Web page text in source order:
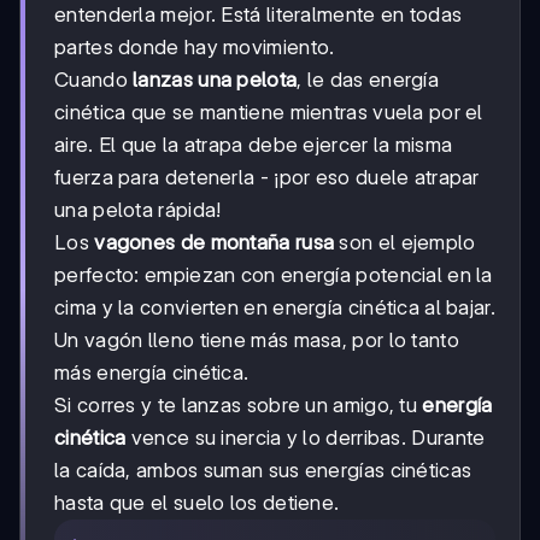
entenderla mejor. Está literalmente en todas
partes donde hay movimiento.
Cuandolanzas una pelota, le das energía
cinética que se mantiene mientras vuela por el
aire. El que la atrapa debe ejercer la misma
fuerza para detenerla - ¡por eso duele atrapar
una pelota rápida!
Losvagones de montaña rusa son el ejemplo
perfecto: empiezan con energía potencial en la
cima y la convierten en energía cinética al bajar.
Un vagón lleno tiene más masa, por lo tanto
más energía cinética.
Si corres y te lanzas sobre un amigo, tuenergía
cinética vence su inercia y lo derribas. Durante
la caída, ambos suman sus energías cinéticas
hasta que el suelo los detiene.